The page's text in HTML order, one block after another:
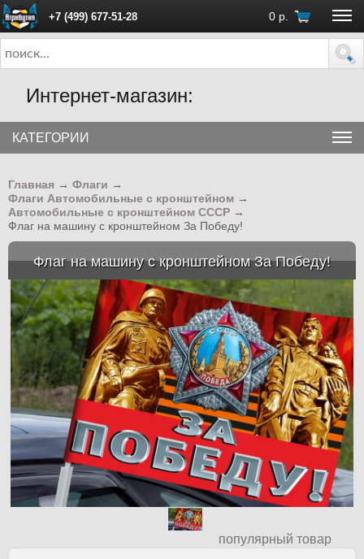
+7 (499) 677-51-28 0 р.
ПН - ПТ с 10:00 до 18:00 (Москва)
Интернет-магазин:
КАТЕГОРИИ
Главная → Флаги →
Флаги Автомобильные с кронштейном →
Автомобильные с кронштейном СССР →
Флаг на машину с кронштейном За Победу!
Флаг на машину с кронштейном За Победу!
популярный товар